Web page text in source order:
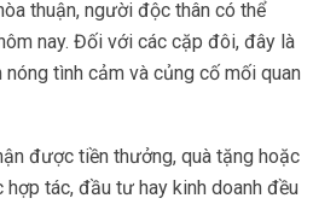
thuận, người độc thân có thể
nay. Đối với các cặp đôi, đây là
tình cảm và củng cố mối quan
được tiền thưởng, quà tặng hoặc
tác, đầu tư hay kinh doanh đều